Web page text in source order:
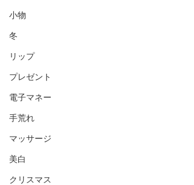
小物
冬
リップ
プレゼント
電子マネー
手荒れ
マッサージ
美白
クリスマス